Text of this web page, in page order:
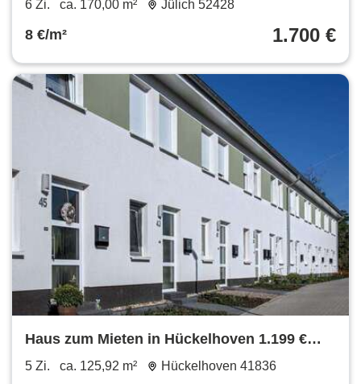
6 Zi. ca. 170,00 m² Jülich 52428
8 €/m² 1.700 €
Haus zum Mieten in Hückelhoven 1.199 €
125.92 m²
5 Zi. ca. 125,92 m² Hückelhoven 41836